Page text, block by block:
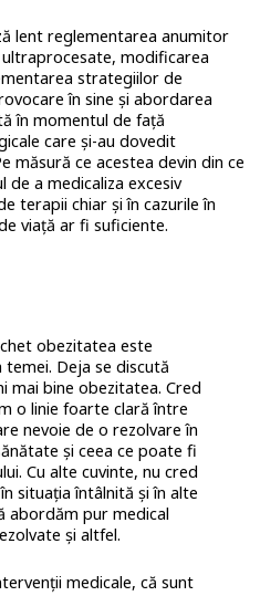
lent reglementarea anumitor
modificarea
strategiilor de
în sine și abordarea
în momentul de față
care și-au dovedit
măsură ce acestea devin din ce
de a medicaliza excesiv
terapii chiar și în cazurile în
viață ar fi suficiente.
obezitatea este
temei. Deja se discută
mai bine obezitatea. Cred
o linie foarte clară între
nevoie de o rezolvare în
și ceea ce poate fi
Cu alte cuvinte, nu cred
situația întâlnită și în alte
abordăm pur medical
și altfel.
medicale, că sunt